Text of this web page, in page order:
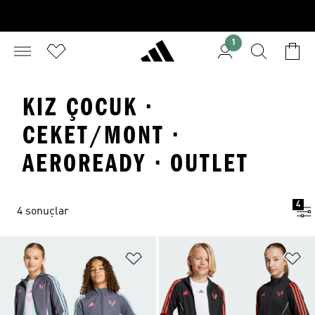
1
KIZ ÇOCUK ·
CEKET/MONT ·
AEROREADY · OUTLET
4 sonuçlar
4
Favori Listesine Ekle